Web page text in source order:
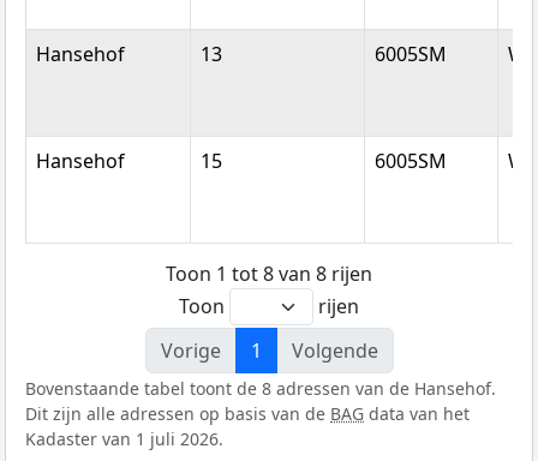
Hansehof 13 6005SM
Hansehof 15 6005SM
Toon 1 tot 8 van 8 rijen
Toon
rijen
Vorige
1 Volgende
Bovenstaande tabel toont de 8 adressen van de Hansehof.
Dit zijn alle adressen op basis van de BAG data van het
Kadaster van 1 juli 2026.